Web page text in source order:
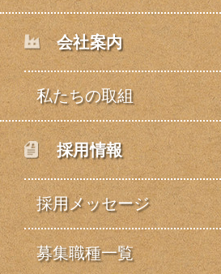
会社案内
私たちの取組
採用情報
採用メッセージ
募集職種一覧